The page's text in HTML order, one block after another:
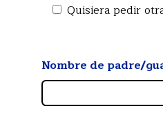
Quisiera pedir
Nombre de padre/